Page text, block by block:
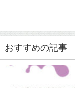
おすすめの記事